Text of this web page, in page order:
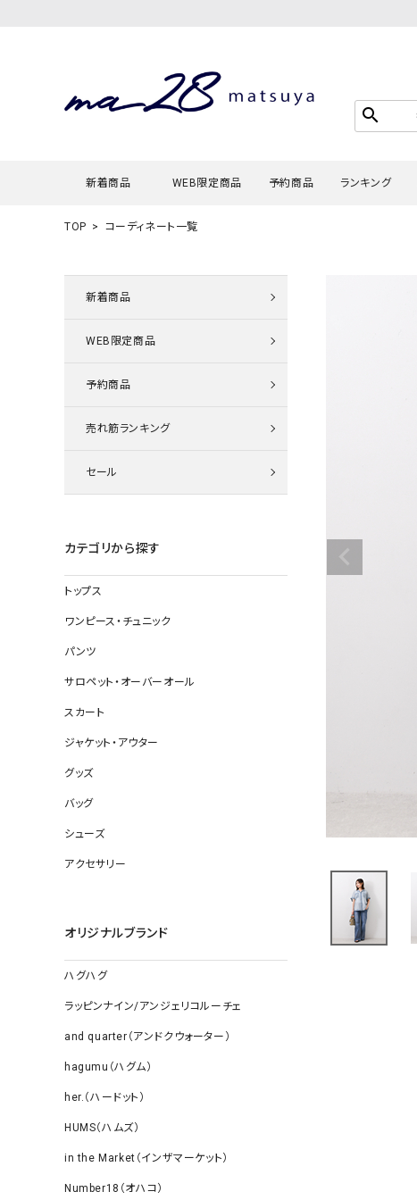
search
新着商品 WEB限定商品 予約商品 ランキング
TOP コーディネート一覧
新着商品
WEB限定商品
予約商品
売れ筋ランキング
セール
カテゴリから探す
トップス
ワンピース・チュニック
パンツ
サロペット・オーバーオール
スカート
ジャケット・アウター
グッズ
バッグ
シューズ
アクセサリー
オリジナルブランド
ハグハグ
ラッピンナイン/アンジェリコルーチェ
and quarter（アンドクウォーター）
hagumu（ハグム）
her.（ハードット）
HUMS（ハムズ）
in the Market（インザマーケット）
Number18（オハコ）